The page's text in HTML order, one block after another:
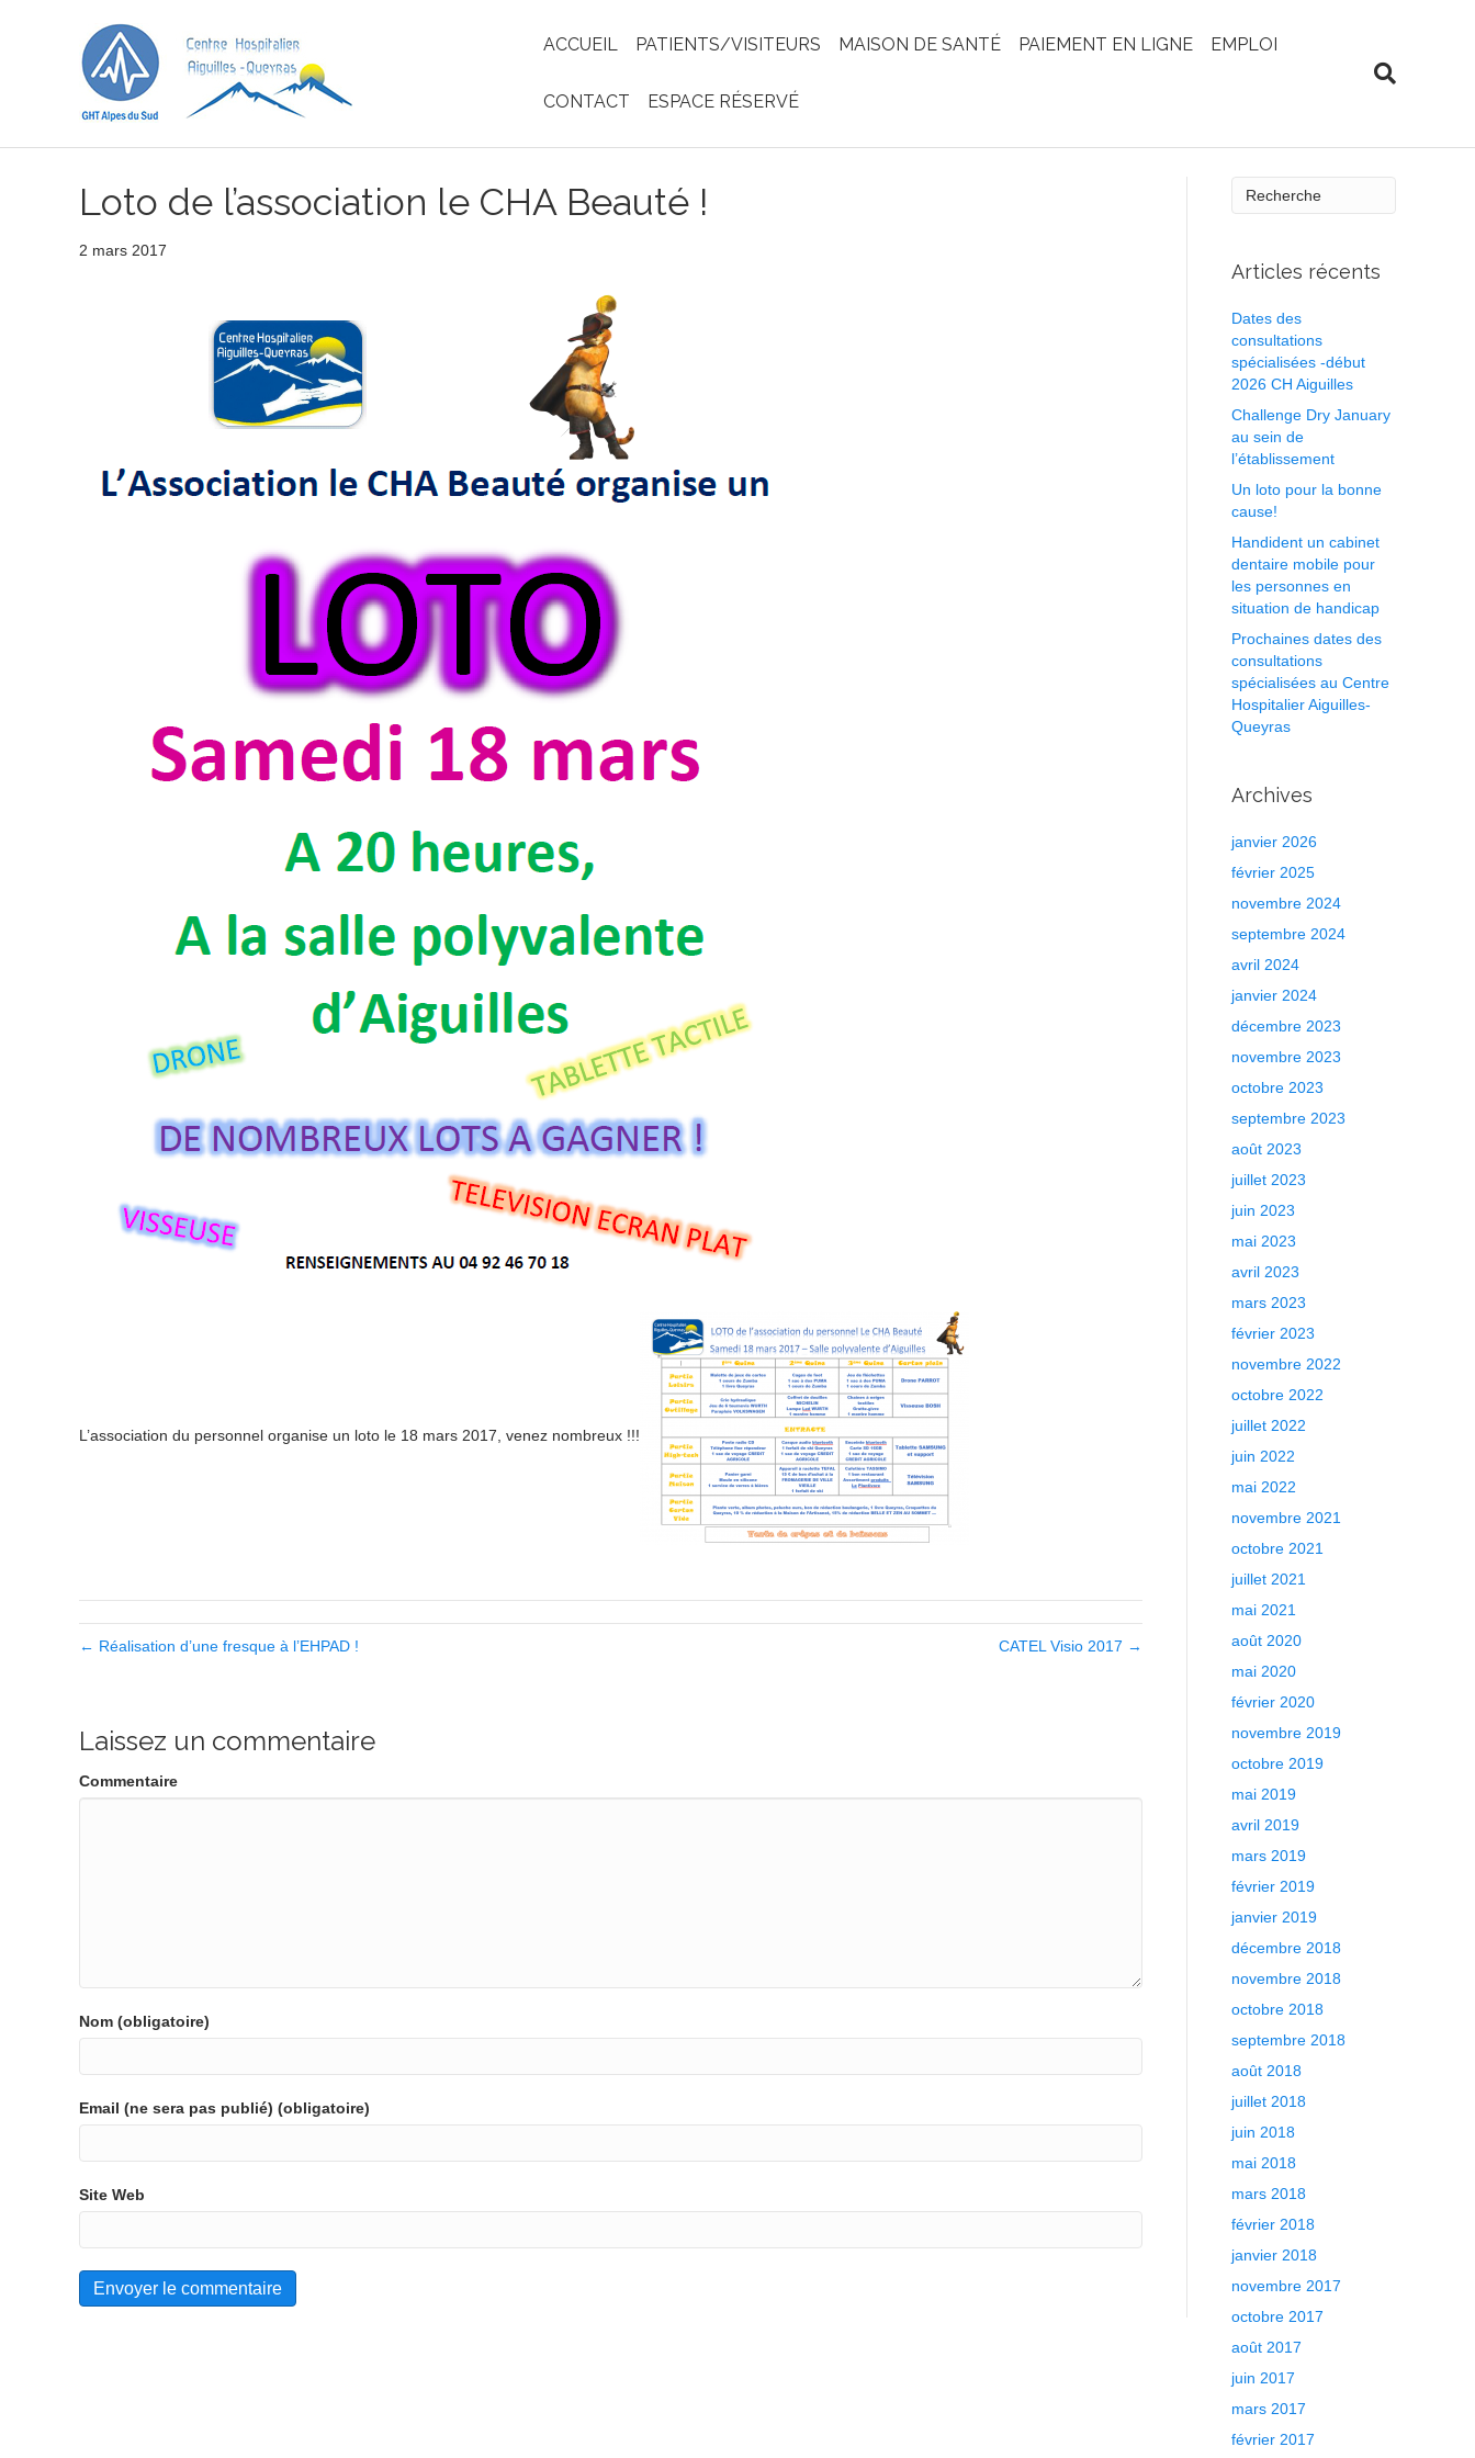
ACCUEIL PATIENTS/VISITEURS MAISON DE SANTÉ PAIEMENT EN LIGNE EMPLOI
CONTACT ESPACE RÉSERVÉ
Loto de l’association le CHA Beauté !
2 mars 2017
L’association du personnel organise un loto le 18 mars 2017, venez nombreux !!!
← Réalisation d’une fresque à l’EHPAD ! CATEL Visio 2017 →
Laissez un commentaire
Commentaire
Nom (obligatoire)
Email (ne sera pas publié) (obligatoire)
Site Web
Articles récents
Dates des
consultations
spécialisées -début
2026 CH Aiguilles
Challenge Dry January
au sein de
l’établissement
Un loto pour la bonne
cause!
Handident un cabinet
dentaire mobile pour
les personnes en
situation de handicap
Prochaines dates des
consultations
spécialisées au Centre
Hospitalier Aiguilles-
Queyras
Archives
janvier 2026
février 2025
novembre 2024
septembre 2024
avril 2024
janvier 2024
décembre 2023
novembre 2023
octobre 2023
septembre 2023
août 2023
juillet 2023
juin 2023
mai 2023
avril 2023
mars 2023
février 2023
novembre 2022
octobre 2022
juillet 2022
juin 2022
mai 2022
novembre 2021
octobre 2021
juillet 2021
mai 2021
août 2020
mai 2020
février 2020
novembre 2019
octobre 2019
mai 2019
avril 2019
mars 2019
février 2019
janvier 2019
décembre 2018
novembre 2018
octobre 2018
septembre 2018
août 2018
juillet 2018
juin 2018
mai 2018
mars 2018
février 2018
janvier 2018
novembre 2017
octobre 2017
août 2017
juin 2017
mars 2017
février 2017